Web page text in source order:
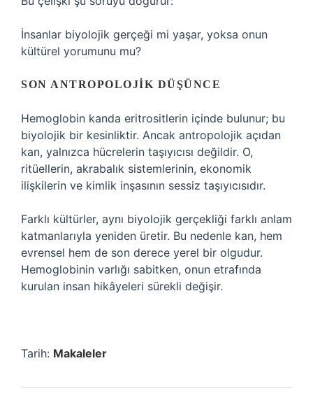
İnsanlar biyolojik gerçeği mi yaşar, yoksa onun
kültürel yorumunu mu?
SON ANTROPOLOJIK DÜŞÜNCE
Hemoglobin kanda eritrositlerin içinde bulunur; bu
biyolojik bir kesinliktir. Ancak antropolojik açıdan
kan, yalnızca hücrelerin taşıyıcısı değildir. O,
ritüellerin, akrabalık sistemlerinin, ekonomik
ilişkilerin ve kimlik inşasının sessiz taşıyıcısıdır.
Farklı kültürler, aynı biyolojik gerçekliği farklı anlam
katmanlarıyla yeniden üretir. Bu nedenle kan, hem
evrensel hem de son derece yerel bir olgudur.
Hemoglobinin varlığı sabitken, onun etrafında
kurulan insan hikâyeleri sürekli değişir.
Tarih: Makaleler